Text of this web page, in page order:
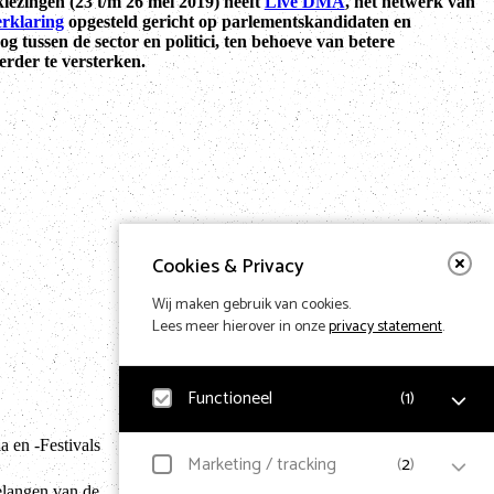
Cookies & Privacy
Wij maken gebruik van cookies.
Lees meer hierover in onzeprivacy statement.
Functioneel (1)
Noodzakelijk
Marketing / tracking (2)
opgesteld gericht op parlementskandidaten en
tussen de sector en politici, ten behoeve van betere
te versterken.
en -Festivals